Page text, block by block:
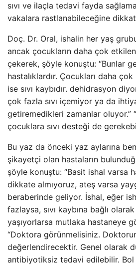
sıvı ve ilaçla tedavi fayda
vakalara rastlanabileceğine
Doç. Dr. Oral, ishalin her yaş
ancak çocukların daha çok
çekerek, şöyle konuştu: “Bunlar
hastalıklardır. Çocukları daha
ise sıvı kaybıdır. dehidrasyon
çok fazla sıvı içemiyor ya da
getiremedikleri zamanlar oluyor.”
çocuklara sıvı desteği de
Bu yaz da önceki yaz aylarına
şikayetçi olan hastaların
şöyle konuştu: “Basit ishal varsa
dikkate almıyoruz, ateş varsa
beraberinde geliyor. İshal, eğer
fazlaysa, sıvı kaybına bağlı
yaşıyorlarsa mutlaka hastaneye
“Doktora görünmelisiniz.
değerlendirecektir. Genel olarak
antibiyotiksiz tedavi edilebilir. Bol